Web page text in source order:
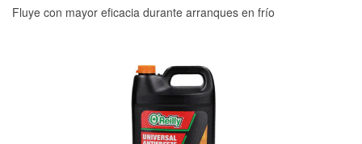
Fluye con mayor eficacia durante arranques en frío